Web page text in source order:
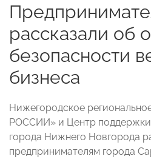
рассказали об
безопасности
бизнеса
Нижегородское
РОССИИ» и Центр поддержки
города Нижнего Новгорода
предпринимателям города